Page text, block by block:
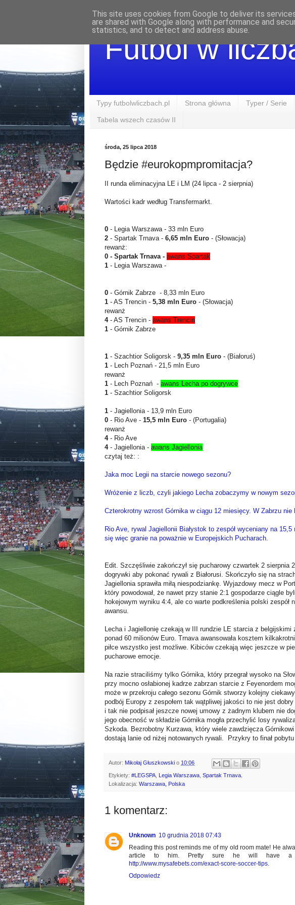
Futbol w
Typy futbolwliczbach.pl Strona główna Typer / Serie
Tabela wszech czasów II
środa, 25 lipca 2018
Będzie #eurokopmpromitacja?
II runda eliminacyjna LE i LM (24 lipca - 2 sierpnia)
Wartości kadr według Transfermarkt.
0 - Legia Warszawa - 33 mln Euro
2 - Spartak Trnava - 6,65 mln Euro - (Słowacja)
rewanż:
0 - Spartak Trnava - awans Spartak
1 - Legia Warszawa -
0 - Górnik Zabrze - 8,33 mln Euro
1 - AS Trencin - 5,38 mln Euro - (Słowacja)
rewanż
4- AS Trencin - awans Trencin
1 - Górnik Zabrze
1 - Szachtior Soligorsk - 9,35 mln Euro - (Białoruś)
1 - Lech Poznań - 21,5 mln Euro
rewanż
1 - Lech Poznań - awans Lecha po dogrywce
1 - Szachtior Soligorsk
1 - Jagiellonia - 13,9 mln Euro
0 - Rio Ave - 15,5 mln Euro - (Portugalia)
rewanż
4- Rio Ave
4- Jagiellonia - awans Jagiellonia
czytaj też: :
Jaka moc Legii na starcie nowego sezonu?
Wróżenie z liczb, czyli jakiego Lecha zobaczymy w nowym
Czterokrotny wzrost Górnika w ciągu 12 miesięcy. W Zabrzu nie
Rio Ave, rywal Jagiellonii Białystok to zespół wyceniany na
się więc granie na poważnie w Europejskich Pucharach.
Edit. Szczęśliwie zakończył się pucharowy czwartek 2 sierpnia
dogrywki aby pokonać rywali z Białorusi. Skończyło się na
Jagiellonia sprawiła miłą niespodziankę. Wyjazdowy mecz w
który powodował, że nawet przy stanie 2:1 gospodarze ciągle
hokejowym wyniku 4:4, ale co warte podkreślenia polski zespół
awansu.
Lecha i Jagiellonię czekają w III rundzie LE starcia z belgijskimi
ponad 60 milionów Euro. Trnava awansowała kosztem
piłce wszystko jest możliwe. Kibiców czekają więc jeszcze w
pucharowe emocje.
Na razie straciliśmy tylko Górnika, który przegrał wysoko na
przy mocno osłabionej kadrze zabrzan starcie z Feyenordem
może w przekroju całego sezonu Górnik stworzy kolejny
podbój Europy z zespołem tak wątpliwej jakości to nie jest
i tak nie podpisał jeszcze nowej umowy z żadnym klubem nie
jego obecność w składzie Górnika mogła przechylić losy
Szkoda. Bezrobotny Kurzawa, który wiele zawdzięcza
dostają lanie od niżej notowanych rywali. Przykry to finał
Autor: Mikołaj Głuszkowski o 10:06
Etykiety: #LEGSPA Legia Warszawa Spartak Trnava.
Lokalizacja: Warszawa, Polska
1 komentarz:
Unknown 10 grudnia 2018 07:43
Reading this post reminds me of my old room mate! He
article to him. Pretty sure he will have a
http://www.mysafebets.com/exact-score-soccer-tips
Odpowiedz
This site uses cookies from Google to deliver its
are shared with Google along with performance and
statistics, and to detect and address abuse.